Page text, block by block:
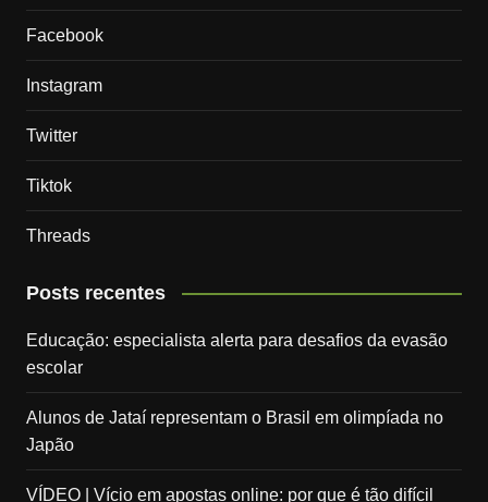
Facebook
Instagram
Twitter
Tiktok
Threads
Posts recentes
Educação: especialista alerta para desafios da evasão
escolar
Alunos de Jataí representam o Brasil em olimpíada no
Japão
VÍDEO | Vício em apostas online: por que é tão difícil